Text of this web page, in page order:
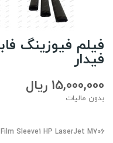
فیدار
15,000,000 ریال
بدون مالیات
Film Sleeve1 HP LaserJet M706